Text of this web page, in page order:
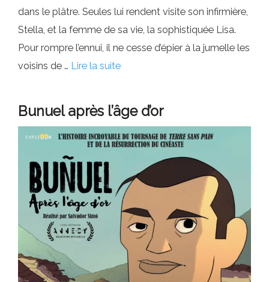
dans le plâtre. Seules lui rendent visite son infirmière,
Stella, et la femme de sa vie, la sophistiquée Lisa.
Pour rompre l’ennui, il ne cesse d’épier à la jumelle les
voisins de … Lire la suite
Bunuel après l’âge d’or